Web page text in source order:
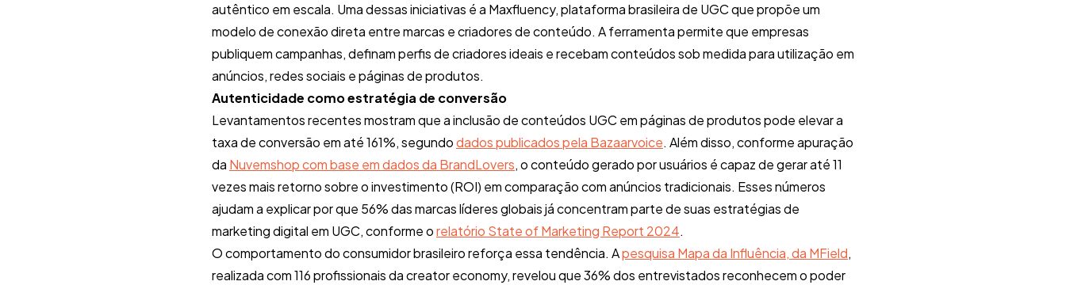
autêntico em escala. Uma dessas iniciativas é a Maxfluency, plataforma brasileira de UGC que propõe um
modelo de conexão direta entre marcas e criadores de conteúdo. A ferramenta permite que empresas
publiquem campanhas, definam perfis de criadores ideais e recebam conteúdos sob medida para utilização em
anúncios, redes sociais e páginas de produtos.
Autenticidade como estratégia de conversão
Levantamentos recentes mostram que a inclusão de conteúdos UGC em páginas de produtos pode elevar a
taxa de conversão em até 161%, segundodados publicados pela Bazaarvoice. Além disso, conforme apuração
da Nuvemshop com base em dados da BrandLovers, o conteúdo gerado por usuários é capaz de gerar até 11
vezes mais retorno sobre o investimento (ROI) em comparação com anúncios tradicionais. Esses números
ajudam a explicar por que 56% das marcas líderes globais já concentram parte de suas estratégias de
marketing digital em UGC, conforme orelatório State of Marketing Report 2024.
O comportamento do consumidor brasileiro reforça essa tendência. Apesquisa Mapa da Influência, da MField,
realizada com 116 profissionais da creator economy, revelou que 36% dos entrevistados reconhecem o poder